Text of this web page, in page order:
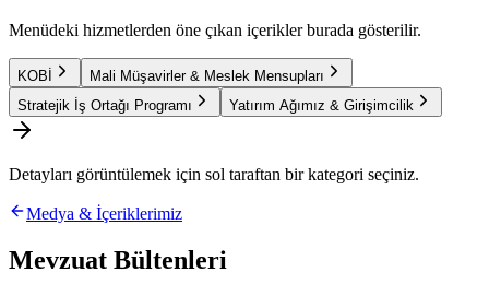
Menüdeki hizmetlerden öne çıkan içerikler burada gösterilir.
KOBİ
Mali Müşavirler & Meslek Mensupları
Stratejik İş Ortağı Programı
Yatırım Ağımız & Girişimcilik
Detayları görüntülemek için sol taraftan bir kategori seçiniz.
Medya & İçeriklerimiz
Mevzuat Bültenleri